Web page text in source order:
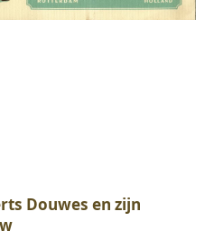
Douwes en zijn